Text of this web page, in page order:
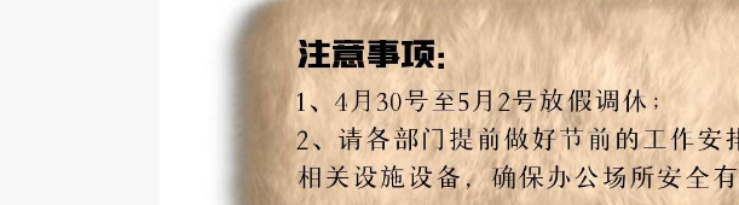
【家具数字化案例】雅柏家具选用永拓数
字家具ERP，打造高端酒店家具数字化体
广东雅柏家具实业有限公司（以下简称“雅柏
家具”）成立于1999年，是一家集设计、生
产、销售和服务为一体，专为高端星级酒店、
【家具数字化案例】戎马家具重磅引入永
拓数字CRM+ERP系统
戎马家具 戎马家具自2006年起深耕软体家具
制造领域，现已发展成为一家全球化高端家具
品牌。企业坐拥12万平方米现代化制造基地，